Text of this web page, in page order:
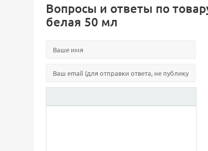
Вопросы и ответы по
белая 50 мл